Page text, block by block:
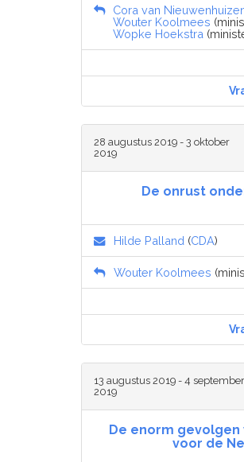
Cora van
Wouter Koolmees
Wopke Hoekstra
28 augustus 2019 - 3 oktober
2019
De onrust
Hilde Palland (CDA)
Wouter Koolmees
13 augustus 2019 - 4 september
2019
De enorm
voor de